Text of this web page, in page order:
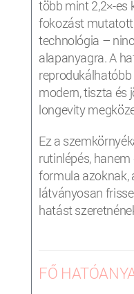
több mint 2,2×-es
fokozást
technológia –
alapanyagra. A
modern, tiszta és
longevity
Ez a
rutinlépés,
formula azoknak,
látványosan
hatást
FŐ